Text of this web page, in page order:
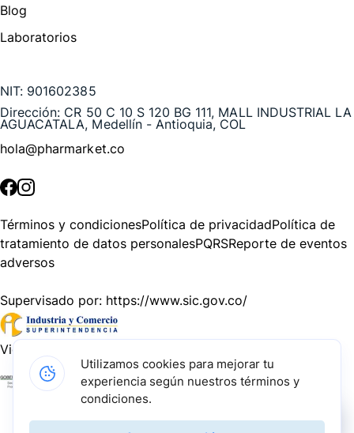
Blog
Laboratorios
NIT: 901602385
Dirección: CR 50 C 10 S 120 BG 111, MALL INDUSTRIAL LA
AGUACATALA, Medellín - Antioquia, COL
hola@pharmarket.co
Términos y condicionesPolítica de privacidadPolítica de
tratamiento de datos personalesPQRSReporte de eventos
adversos
Supervisado por: https://www.sic.gov.co/
Vigilado por:
Gracias a nuestros impulsadores, podemos presentarte la
solución tecnológica más avanzada para resolver los
Utilizamos cookies para mejorar tu
experiencia según nuestros términos y
condiciones.